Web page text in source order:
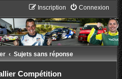
Connexion
Inscription
Sujets sans réponse
Compétition